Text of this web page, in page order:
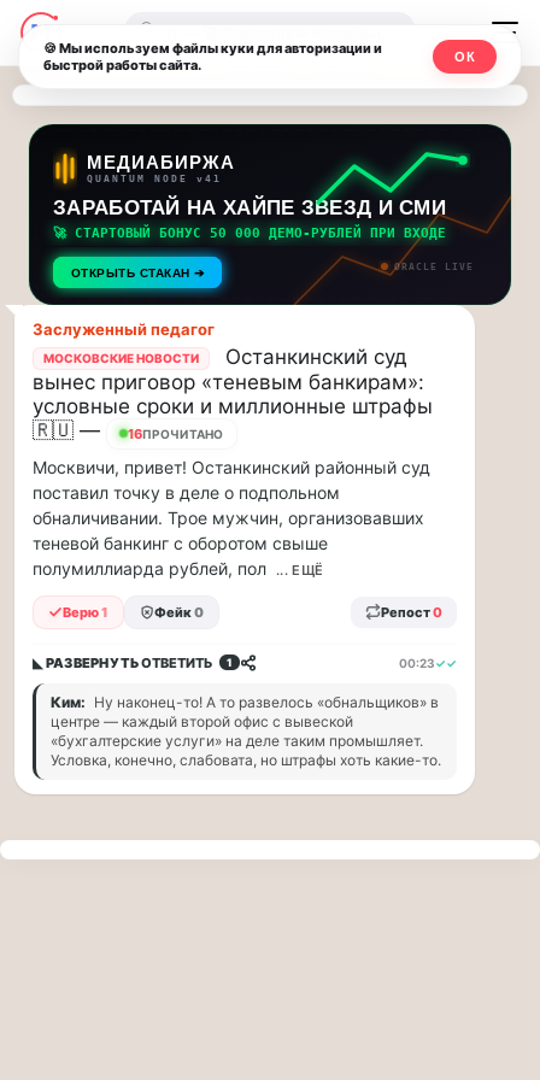
Последние
новости
и
обновления
потока:
Друзья,
приглашаем
на
музыкальную
прогулку
по
Москве
Чайковского!…
приглашаем
на
музыкальную
прогулку
по
Москве
Чайковского!
|
16:00
Петр
Ильич
Чайковский
—
из
самых
Москвичи.net
—
Главный
столичный
чат-
мессенджер,
новости
и
инсайды
Москвы
🔍
МЕДИАБИРЖА
QUANTUM NODE v41
ЗАРАБОТАЙ НА ХАЙПЕ ЗВЕЗД И СМИ
🚀 СТАРТОВЫЙ БОНУС 50 000 ДЕМО-РУБЛЕЙ ПРИ ВХОДЕ
ОТКРЫТЬ СТАКАН ➔ ORACLE LIVE
Заслуженный педагог
МОСКОВСКИЕ НОВОСТИ
Останкинский суд
вынес приговор «теневым банкирам»:
условные сроки и миллионные штрафы
🇷🇺 —
16ПРОЧИТАНО
Москвичи, привет! Останкинский районный суд
поставил точку в деле о подпольном
обналичивании. Трое мужчин, организовавших
теневой банкинг с оборотом свыше
полумиллиарда рублей, пол ... ЕЩЁ
Верю1 Фейк0 Репост0
◣ РАЗВЕРНУТЬОТВЕТИТЬ 1 00:23✓✓
Ким: Ну наконец-то! А то развелось «обнальщиков» в
центре — каждый второй офис с вывеской
«бухгалтерские услуги» на деле таким промышляет.
Условка, конечно, слабовата, но штрафы хоть какие-то.
🍪 Мы используем файлы куки для авторизации и
быстрой работы сайта.
ОК